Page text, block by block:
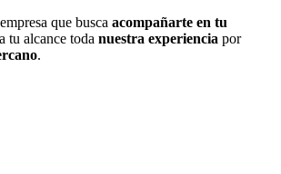
que busca acompañarte en tu
tu alcance toda nuestra experiencia por
.